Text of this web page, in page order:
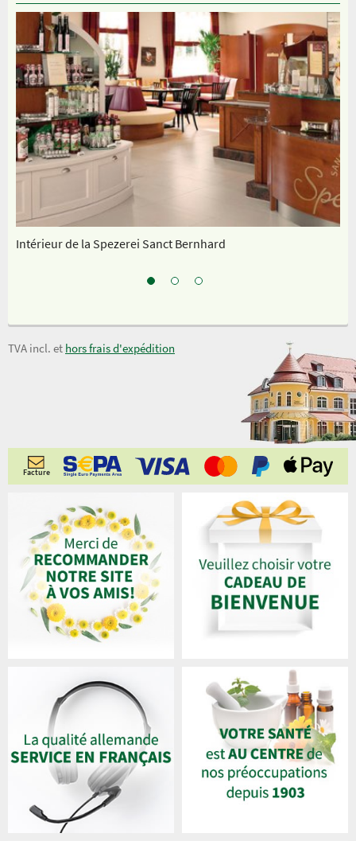
Intérieur de la Spezerei Sanct Bernhard
TVA incl. et hors frais d'expédition
Facture